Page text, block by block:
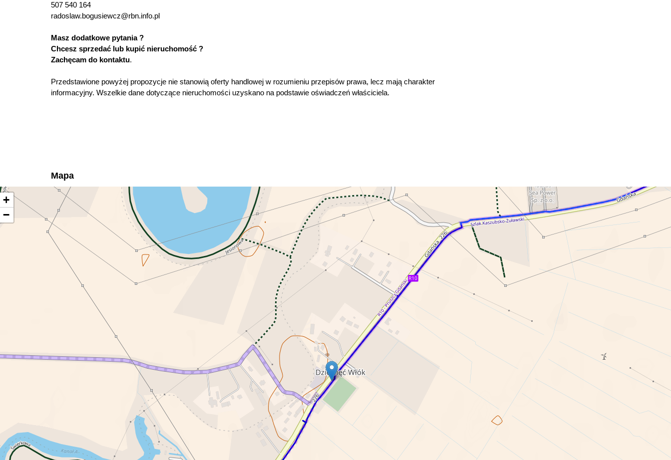
507 540 164
radoslaw.bogusiewcz@rbn.info.pl
Masz dodatkowe pytania ?
Chcesz sprzedać lub kupić nieruchomość ?
Zachęcam do kontaktu.
Przedstawione powyżej propozycje nie stanowią oferty handlowej w rozumieniu przepisów prawa, lecz mają charakter
informacyjny. Wszelkie dane dotyczące nieruchomości uzyskano na podstawie oświadczeń właściciela.
Mapa
+
−